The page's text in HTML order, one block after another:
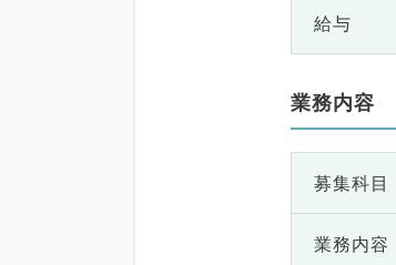
給与
業務内容
募集科目
業務内容